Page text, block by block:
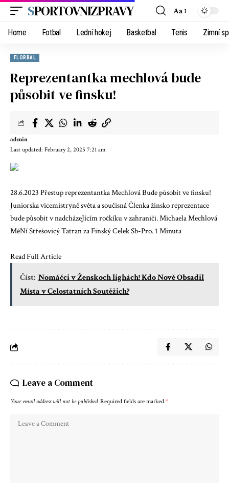
SPORTOVNIZPRAVY Aa
Home Fotbal Lední hokej Basketbal Tenis Zimní
FLORBAL
Reprezentantka mechlová bude
působit ve finsku!
Last updated: February 2, 2025 7:21 am
admin
28.6.2023 Přestup reprezentantka Mechlová Bude působit ve finsku!
Juniorska vicemistryně světa a součisná Členka žinsko reprezentace
bude působit v nadcházeJícím ročkíku v zahraniči. Michaela Mechlová
MěNí Střešovicý Tatran za Finský Celek Sb-Pro. 1 Minuta
Read Full Article
Číst: Nomáčci v Ženskoch lighách! Kdo Nově Obsadil
Místa v Celostatních Soutěžich?
Leave a Comment
Your email address will not be published. Required fields are marked *